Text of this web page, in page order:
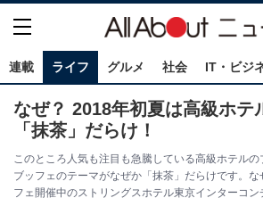
連載 ライフ グルメ 社会 IT・ビジ
なぜ？ 2018年初夏は高級ホテ
「抹茶」だらけ！
このところ人気も注目も急騰している高級ホテル
ブッフェのテーマがなぜか「抹茶」だらけです。
フェ開催中のストリングスホテル東京インターコ